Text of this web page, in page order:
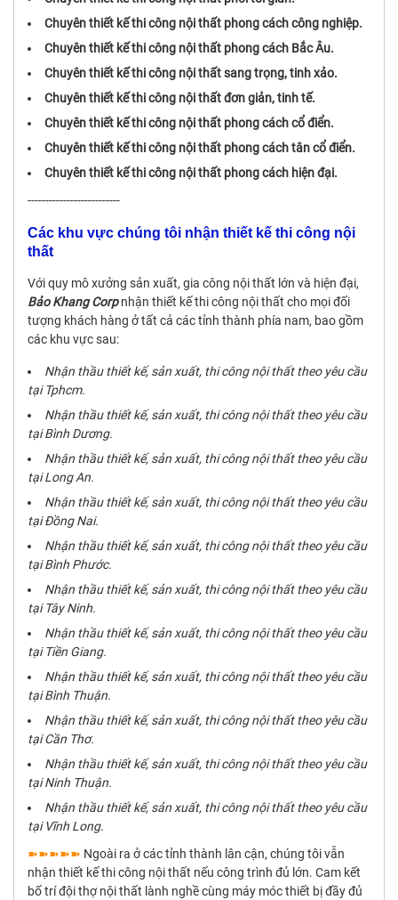
Chuyên thiết kế thi công nội thất phong cách công nghiệp.
Chuyên thiết kế thi công nội thất phong cách Bắc Âu.
Chuyên thiết kế thi công nội thất sang trọng, tinh xảo.
Chuyên thiết kế thi công nội thất đơn giản, tinh tế.
Chuyên thiết kế thi công nội thất phong cách cổ điển.
Chuyên thiết kế thi công nội thất phong cách tân cổ điển.
Chuyên thiết kế thi công nội thất phong cách hiện đại.
--------------------------
Các khu vực chúng tôi nhận thiết kế thi công nội
thất
Với quy mô xưởng sản xuất, gia công nội thất lớn và hiện đại,
Bảo Khang Corpnhận thiết kế thi công nội thất cho mọi đối
tượng khách hàng ở tất cả các tỉnh thành phía nam, bao gồm
các khu vực sau:
Nhận thầu thiết kế, sản xuất, thi công nội thất theo yêu cầu
tại Tphcm.
Nhận thầu thiết kế, sản xuất, thi công nội thất theo yêu cầu
tại Bình Dương.
Nhận thầu thiết kế, sản xuất, thi công nội thất theo yêu cầu
tại Long An.
Nhận thầu thiết kế, sản xuất, thi công nội thất theo yêu cầu
tại Đồng Nai.
Nhận thầu thiết kế, sản xuất, thi công nội thất theo yêu cầu
tại Bình Phước.
Nhận thầu thiết kế, sản xuất, thi công nội thất theo yêu cầu
tại Tây Ninh.
Nhận thầu thiết kế, sản xuất, thi công nội thất theo yêu cầu
tại Tiền Giang.
Nhận thầu thiết kế, sản xuất, thi công nội thất theo yêu cầu
tại Bình Thuận.
Nhận thầu thiết kế, sản xuất, thi công nội thất theo yêu cầu
tại Cần Thơ.
Nhận thầu thiết kế, sản xuất, thi công nội thất theo yêu cầu
tại Ninh Thuận.
Nhận thầu thiết kế, sản xuất, thi công nội thất theo yêu cầu
tại Vĩnh Long.
➽➽➽➽➽ Ngoài ra ở các tỉnh thành lân cận, chúng tôi vẫn
nhận thiết kế thi công nội thất nếu công trình đủ lớn. Cam kết
bố trí đội thợ nội thất lành nghề cùng máy móc thiết bị đầy đủ